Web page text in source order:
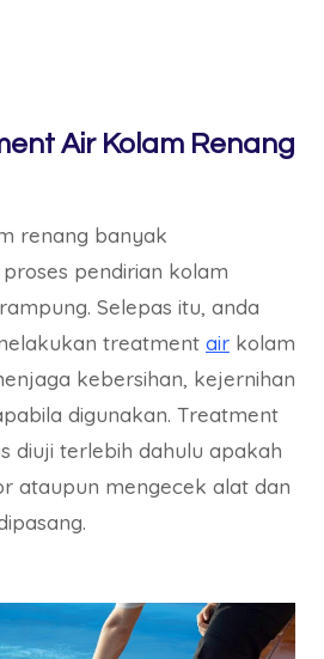
Air Kolam Renang
renang banyak
pendirian kolam
Selepas itu, anda
treatment air kolam
kebersihan, kejernihan
digunakan. Treatment
diuji terlebih dahulu apakah
ataupun mengecek alat dan